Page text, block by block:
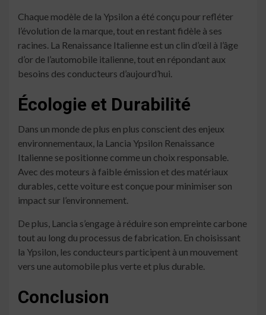
Chaque modèle de la Ypsilon a été conçu pour refléter
l’évolution de la marque, tout en restant fidèle à ses
racines. La Renaissance Italienne est un clin d’œil à l’âge
d’or de l’automobile italienne, tout en répondant aux
besoins des conducteurs d’aujourd’hui.
Écologie et Durabilité
Dans un monde de plus en plus conscient des enjeux
environnementaux, la Lancia Ypsilon Renaissance
Italienne se positionne comme un choix responsable.
Avec des moteurs à faible émission et des matériaux
durables, cette voiture est conçue pour minimiser son
impact sur l’environnement.
De plus, Lancia s’engage à réduire son empreinte carbone
tout au long du processus de fabrication. En choisissant
la Ypsilon, les conducteurs participent à un mouvement
vers une automobile plus verte et plus durable.
Conclusion